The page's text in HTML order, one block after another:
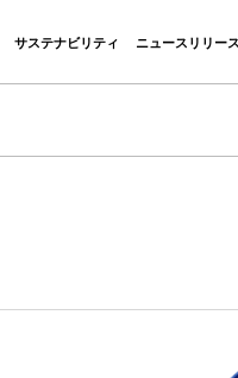
サステナビリティ ニュースリリース